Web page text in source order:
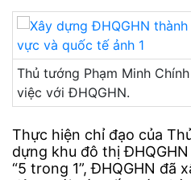
Thủ tướng Phạm Minh
việc với ĐHQGHN.
Thực hiện chỉ đạo của
dựng khu đô thị
“5 trong 1”, ĐHQGHN đã